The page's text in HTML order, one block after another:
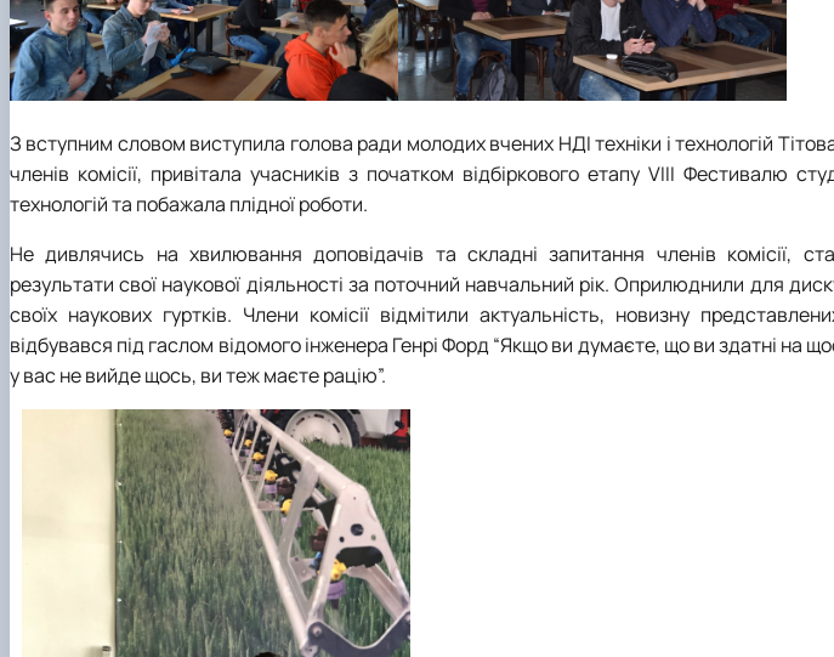
З вступним словом виступила голова ради молодих вчених НДІ техніки і технологій
членів комісії, привітала учасників з початком відбіркового етапу VІIІ Фестивалю
технологій та побажала плідної роботи.
Не дивлячись на хвилювання доповідачів та складні запитання членів комісії,
результати свої наукової діяльності за поточний навчальний рік. Оприлюднили для
своїх наукових гуртків. Члени комісії відмітили актуальність, новизну
відбувався під гаслом відомого інженера Генрі Форд “Якщо ви думаєте, що ви здатні на
у вас не вийде щось, ви теж маєте рацію”.